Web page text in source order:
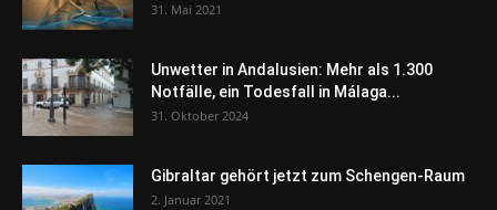
31. Mai 2021
Unwetter in Andalusien: Mehr als 1.300
Notfälle, ein Todesfall in Málaga...
31. Oktober 2024
Gibraltar gehört jetzt zum Schengen-Raum
2. Januar 2021